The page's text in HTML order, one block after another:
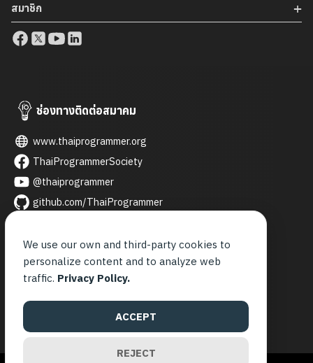
กำลังมีบทบาทสำคัญในระดับโลก นอกจากนี้ยังมีการนำเสนอกรณี
ศึกษาการประยุกต์ใช้ AI ในหลากหลายอุตสาหกรรม เช่น […]
สมาชิก
ช่องทางติดต่อสมาคม
www.thaiprogrammer.org
ThaiProgrammerSociety
@thaiprogrammer
github.com/ThaiProgrammer
thai_programmer
contact@thaiprogrammer.org
9.00 - 21.00 น.
We use our own and third-party cookies to
personalize content and to analyze web
traffic. Privacy Policy.
ACCEPT
REJECT